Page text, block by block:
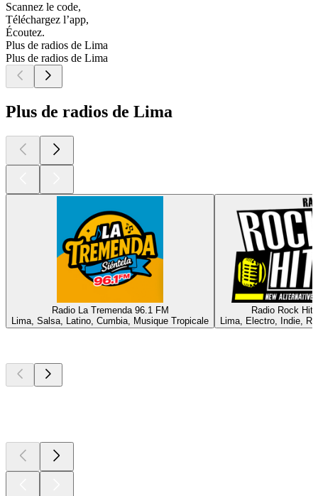
Scannez le code,
Téléchargez l’app,
Écoutez.
Plus de radios de Lima
Plus de radios de Lima
Plus de radios de Lima
Radio La Tremenda 96.1 FM
Lima, Salsa, Latino, Cumbia, Musique Tropicale
Radio Rock Hits
Lima, Electro, Indie,